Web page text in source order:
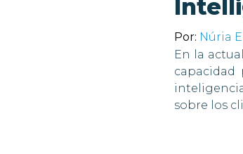
Por: Núria
En la
capacidad
sobre los